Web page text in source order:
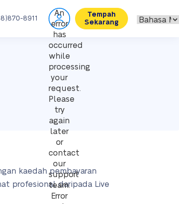
8911
An
error
has
occurred
while
processing
your
request.
Please
try
again
later
or
contact
our
support
team.
Error
Tempah
Sekarang
kaedah pembayaran
profesional daripada Live